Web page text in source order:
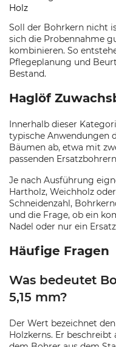
Holz
Soll der Bohrkern nicht
sich die Probennahme
kombinieren. So
Pflegeplanung und
Bestand.
Haglöf
Innerhalb dieser
typische Anwendungen
Bäumen ab, etwa mit
passenden
Je nach Ausführung
Hartholz, Weichholz
Schneidenzahl,
und die Frage, ob ein
Nadel oder nur ein
Häufige Fragen
Was bedeutet
5,15 mm?
Der Wert bezeichnet
Holzkerns. Er